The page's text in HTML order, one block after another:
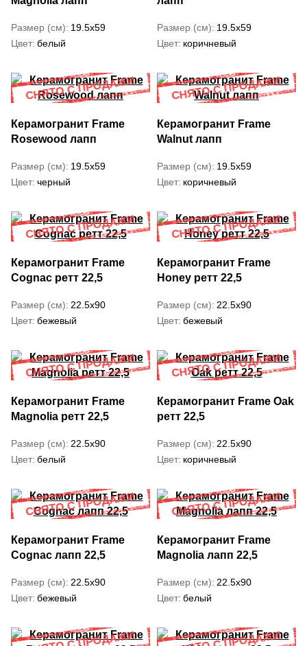
Размер (см) 19.5x59
Цвет белый
Размер (см) 19.5x59
Цвет коричневый
Керамогранит Frame
Rosewood лапп
Размер (см) 19.5x59
Цвет черный
Керамогранит Frame
Walnut лапп
Размер (см) 19.5x59
Цвет коричневый
Керамогранит Frame
Cognac ретт 22,5
Размер (см) 22.5x90
Цвет бежевый
Керамогранит Frame
Honey ретт 22,5
Размер (см) 22.5x90
Цвет бежевый
Керамогранит Frame
Magnolia ретт 22,5
Размер (см) 22.5x90
Цвет белый
Керамогранит Frame Oak
ретт 22,5
Размер (см) 22.5x90
Цвет коричневый
Керамогранит Frame
Cognac лапп 22,5
Размер (см) 22.5x90
Цвет бежевый
Керамогранит Frame
Magnolia лапп 22,5
Размер (см) 22.5x90
Цвет белый